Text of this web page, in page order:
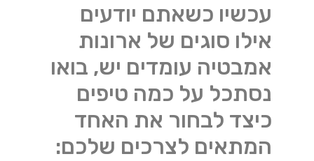
עכשיו כשאתם יודעים
אילו סוגים של ארונות
אמבטיה עומדים יש, בואו
נסתכל על כמה טיפים
כיצד לבחור את האחד
המתאים לצרכים שלכם: